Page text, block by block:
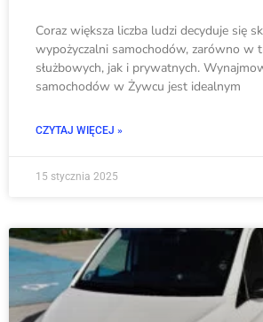
Coraz większa liczba ludzi decyduje się
wypożyczalni samochodów, zarówno w
służbowych, jak i prywatnych.
samochodów w Żywcu jest idealnym
CZYTAJ WIĘCEJ »
15 stycznia 2025